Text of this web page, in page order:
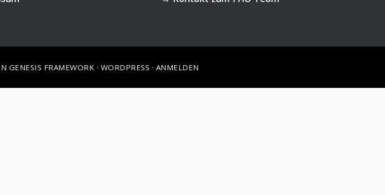
GENESIS FRAMEWORK · WORDPRESS · ANMELDEN